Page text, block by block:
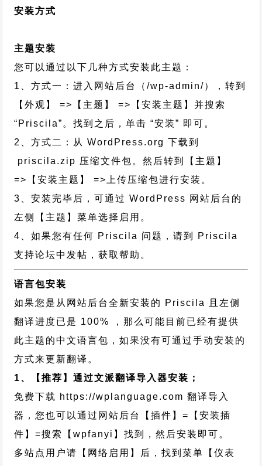
安装方式
主题安装
您可以通过以下几种方式安装此主题：
1、方式一：进入网站后台（/wp-admin/），转到
【外观】 =>【主题】 =>【安装主题】并搜索
“Priscila”。找到之后，单击 “安装” 即可。
2、方式二：从 WordPress.org 下载到
priscila.zip 压缩文件包。然后转到【主题】
=>【安装主题】 =>上传压缩包进行安装。
3、安装完毕后，可通过 WordPress 网站后台的
左侧【主题】菜单选择启用。
4、如果您有任何 Priscila 问题，请到 Priscila
支持论坛中发帖，获取帮助。
语言包安装
如果您是从网站后台全新安装的 Priscila 且左侧
翻译进度已是 100% ，那么可能目前已经有提供
此主题的中文语言包，如果没有可通过手动安装的
方式来更新翻译。
1、【推荐】通过文派翻译导入器安装；
免费下载 https://wplanguage.com 翻译导入
器，您也可以通过网站后台【插件】=【安装插
件】=搜索【wpfanyi】找到，然后安装即可。
多站点用户请【网络启用】后，找到菜单【仪表